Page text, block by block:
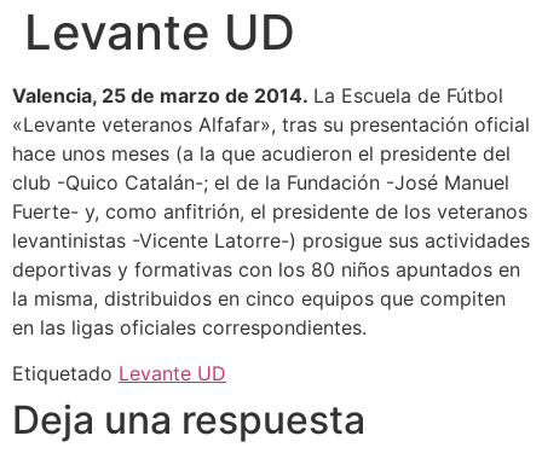
Levante UD
Valencia, 25 de marzo de 2014. La Escuela de Fútbol
«Levante veteranos Alfafar», tras su presentación oficial
hace unos meses (a la que acudieron el presidente del
club -Quico Catalán-; el de la Fundación -José Manuel
Fuerte- y, como anfitrión, el presidente de los veteranos
levantinistas -Vicente Latorre-) prosigue sus actividades
deportivas y formativas con los 80 niños apuntados en
la misma, distribuidos en cinco equipos que compiten
en las ligas oficiales correspondientes.
Etiquetado Levante UD
Deja una respuesta